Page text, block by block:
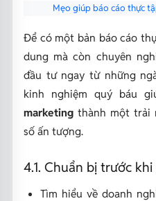
Mẹo giúp báo cáo thực
Để có một bản báo cáo
dung mà còn chuyên
đầu tư ngay từ những
kinh nghiệm quý báu
marketingthành một trải
số ấn tượng.
4.1. Chuẩn bị trước
Tìm hiểu về doanh